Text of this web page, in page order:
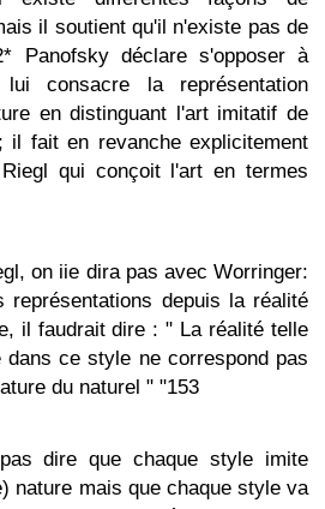
il soutient qu'il n'existe pas de
Panofsky déclare s'opposer à
consacre la représentation
en distinguant l'art imitatif de
fait en revanche explicitement
qui conçoit l'art en termes
on iie dira pas avec Worringer:
depuis la réalité
il faudrait dire : " La réalité telle
dans ce style ne correspond pas
du naturel " "153
dire que chaque style imite
nature mais que chaque style va